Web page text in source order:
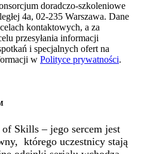
doradczo-szkoleniowe
4a, 02-235 Warszawa. Dane
kontaktowych, a za
przesyłania informacji
i specjalnych ofert na
w Polityce prywatności.
Skills – jego sercem jest
którego uczestnicy stają